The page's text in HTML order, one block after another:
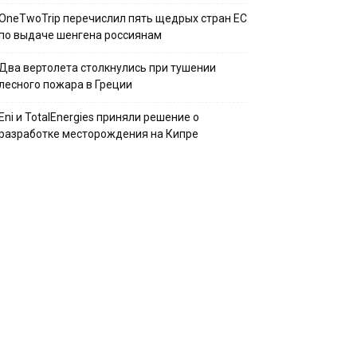
перечислил пять щедрых стран ЕС
выдаче шенгена россиянам
вертолета столкнулись при тушении
пожара в Греции
и TotalEnergies приняли решение о
месторождения на Кипре